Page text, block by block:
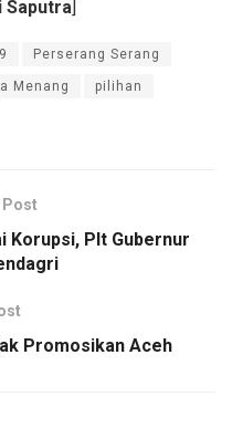
Saputra]
Perserang Serang
Menang pilihan
Korupsi, Plt Gubernur
Promosikan Aceh